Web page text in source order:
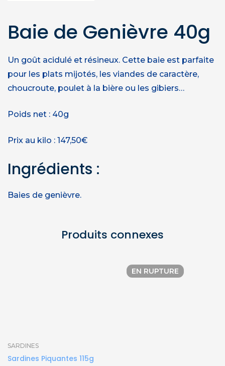
Baie de Genièvre 40g
Un goût acidulé et résineux. Cette baie est parfaite
pour les plats mijotés, les viandes de caractère,
choucroute, poulet à la bière ou les gibiers…
Poids net : 40g
Prix au kilo : 147,50€
Ingrédients :
Baies de genièvre.
Produits connexes
SARDINES
Sardines Piquantes 115g
EN RUPTURE